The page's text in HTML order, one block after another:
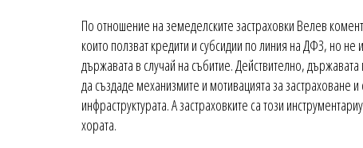
По отношение на земеделските застраховки Велев
които ползват кредити и субсидии по линия на ДФЗ, но
държавата в случай на събитие. Действително,
да създаде механизмите и мотивацията за застраховане
инфраструктурата. А застраховките са този
хората.